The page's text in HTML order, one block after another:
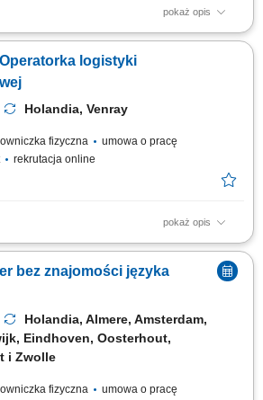
pokaż opis
zamówień zgodnie z listą produktów,
zgodności towarów przed przekazaniem do
produktów wewnątrz magazynu z
logistyki
Holandia, Venray
fizyczna
umowa o pracę
rekrutacja online
pokaż opis
i kompletowanie zamówień za pomocą
przygotowanie i zabezpieczanie palet
wózka paletowego (EPT) transport
wykonywanie zadań fizycznych
bez znajomości języka
Holandia, Almere, Amsterdam,
Eindhoven, Oosterhout,
i Zwolle
fizyczna
umowa o pracę